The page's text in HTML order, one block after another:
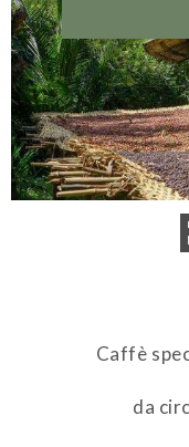
Caffè
da